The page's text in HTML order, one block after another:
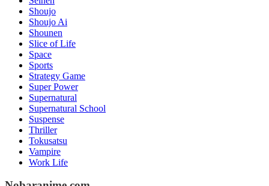
Shoujo
Shoujo Ai
Shounen
Slice of Life
Space
Sports
Strategy Game
Super Power
Supernatural
Supernatural School
Suspense
Thriller
Tokusatsu
Vampire
Work Life